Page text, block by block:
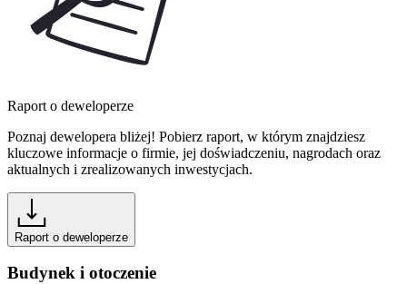
Raport o deweloperze
Poznaj dewelopera bliżej! Pobierz raport, w którym znajdziesz
kluczowe informacje o firmie, jej doświadczeniu, nagrodach oraz
aktualnych i zrealizowanych inwestycjach.
Raport o deweloperze
Budynek i otoczenie